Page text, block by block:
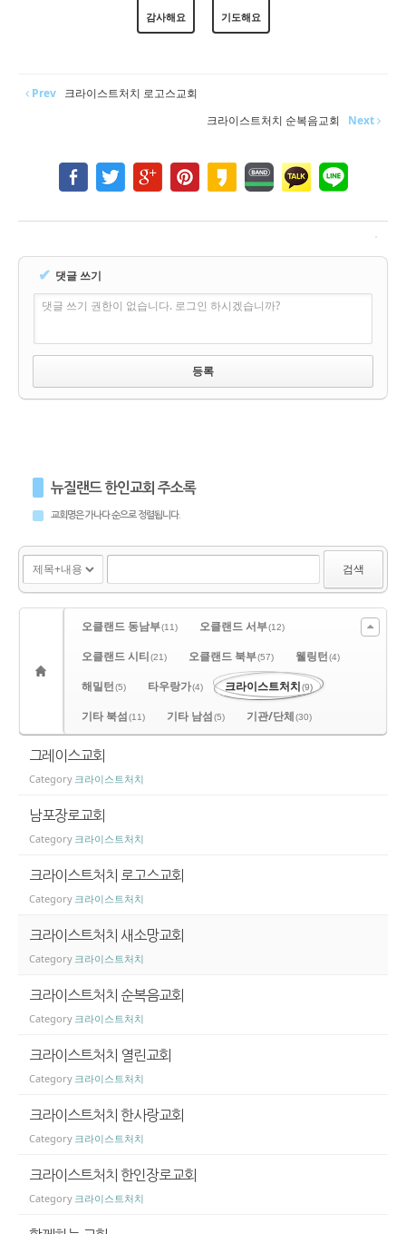
감사해요 기도해요
Prev 크라이스트처치 로고스교회
크라이스트처치 순복음교회
Next
✔ 댓글 쓰기
댓글 쓰기 권한이 없습니다. 로그인 하시겠습니까?
뉴질랜드 한인교회 주소록
교회명은 가나다 순으로 정렬됩니다.
검색
오클랜드 동남부(11) 오클랜드 서부(12)
오클랜드 시티(21) 오클랜드 북부(57) 웰링턴(4)
해밀턴(5) 타우랑가(4) 크라이스트처치(9)
기타 북섬(11) 기타 남섬(5) 기관/단체(30)
그레이스교회
Category 크라이스트처치
남포장로교회
Category 크라이스트처치
크라이스트처치 로고스교회
Category 크라이스트처치
크라이스트처치 새소망교회
Category 크라이스트처치
크라이스트처치 순복음교회
Category 크라이스트처치
크라이스트처치 열린교회
Category 크라이스트처치
크라이스트처치 한사랑교회
Category 크라이스트처치
크라이스트처치 한인장로교회
Category 크라이스트처치